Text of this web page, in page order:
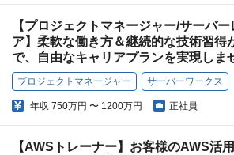
【プロジェクトマネージャー/サーバ
ア】柔軟な働き方＆継続的な技術習得
で、自由なキャリアプランを実現しま
プロジェクトマネージャー サーバーワークス
年収 750万円 〜 1200万円 正社員
【AWSトレーナー】お客様のAWS活